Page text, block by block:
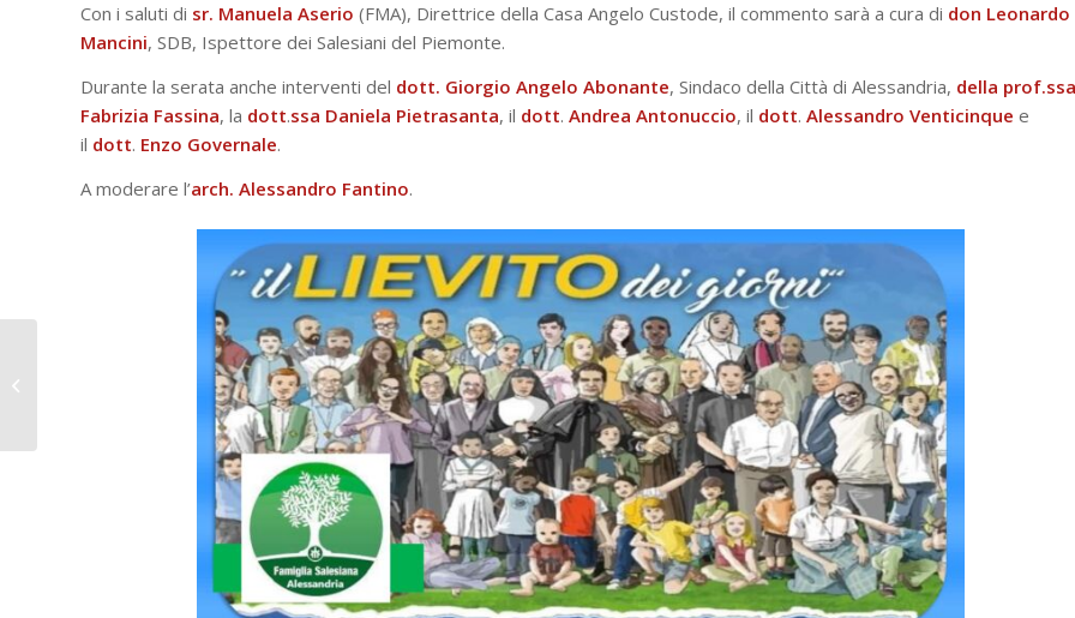
Con i saluti di sr. Manuela Aserio (FMA), Direttrice della Casa Angelo Custode, il commento sarà a cura di don Leonardo
Mancini, SDB, Ispettore dei Salesiani del Piemonte.
Durante la serata anche interventi del dott. Giorgio Angelo Abonante, Sindaco della Città di Alessandria, della prof.ssa
Fabrizia Fassina, la dott.ssa Daniela Pietrasanta, il dott. Andrea Antonuccio, il dott. Alessandro Venticinque e
il dott. Enzo Governale.
A moderare l’arch. Alessandro Fantino.